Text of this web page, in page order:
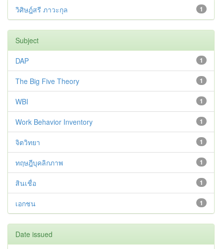
1
วิศิษฎ์สรี ภาวะกุล
Subject
1
DAP
1
The Big Five Theory
1
WBI
1
Work Behavior Inventory
1
จิตวิทยา
1
ทฤษฎีบุคลิกภาพ
1
สินเชื่อ
1
เอกชน
Date issued